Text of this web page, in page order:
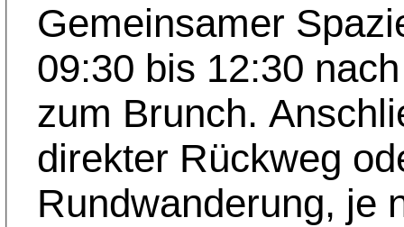
Gemeinsamer
09:30 bis 12:30
zum Brunch.
direkter Rückweg
Rundwanderung, je